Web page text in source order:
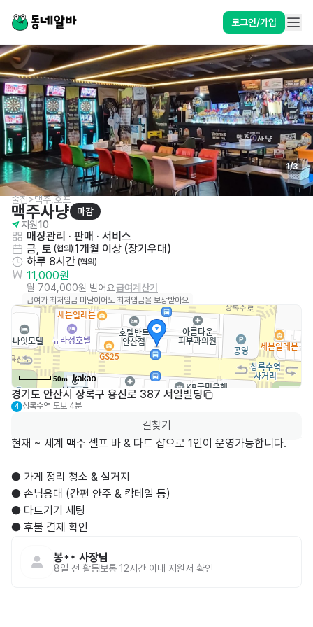
로그인/가입
1/3
술집>맥주,호프
맥주사냥
마감
지원10
매장관리 · 판매 · 서비스
금, 토 (협의) 1개월 이상 (장기우대)
하루 8시간 (협의)
11,000원
월 704,000원 벌어요급여계산기
급여가 최저임금 미달이어도 최저임금을 보장받아요
50m
경기도 안산시 상록구 용신로 387 서일빌딩
4 상록수역 도보 4분
길찾기
현재 ~ 세계 맥주 셀프 바 & 다트 샵으로 1인이 운영가능합니다.
● 가게 정리 청소 & 설거지
● 손님응대 (간편 안주 & 칵테일 등)
● 다트기기 세팅
● 후불 결제 확인
봉** 사장님
8일 전 활동보통 12시간 이내 지원서 확인